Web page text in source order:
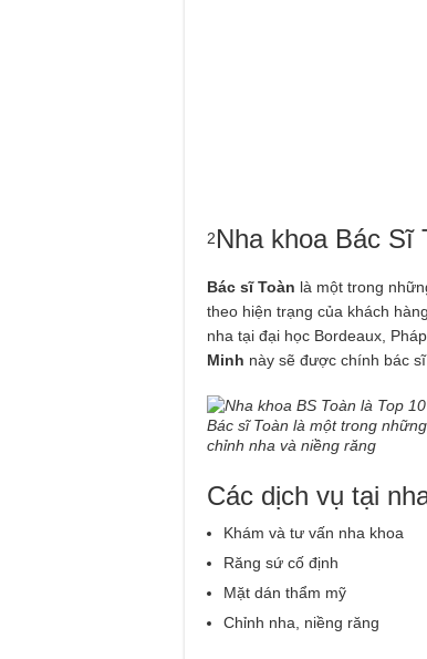
2Nha khoa Bác Sĩ
Bác sĩ Toàn là một trong
theo hiện trạng của khách
nha tại đại học Bordeaux,
Minh này sẽ được chính bác
Bác sĩ Toàn là một trong
chỉnh nha và niềng răng
Các dịch vụ tại
Khám và tư vấn nha khoa
Răng sứ cố định
Mặt dán thẩm mỹ
Chỉnh nha, niềng răng